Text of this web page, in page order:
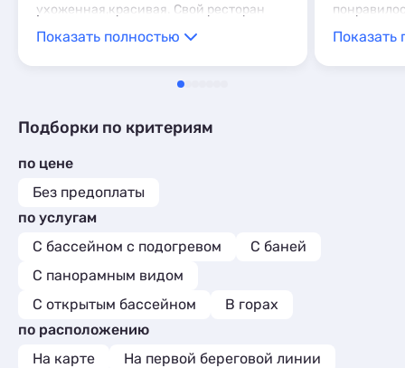
ухоженная,красивая. Свой ресторан
очень кстати ,т.к.в округе покушать
негде.Уборка в номерах каждый день-
очень приятно! Я бы поставила отелю
уровень 5 звезд! Что не понравилось:
-не давали выспаться всласть)
Показать полностью Показать
Подборки по критериям
по цене
Без предоплаты
по услугам
С бассейном с подогревом
С баней
С панорамным видом
С открытым бассейном
В горах
по расположению
На карте
На первой береговой линии